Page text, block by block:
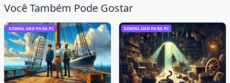
Você Também Pode Gostar
DOWNLOAD PARA PC DOWNLOAD PARA PC